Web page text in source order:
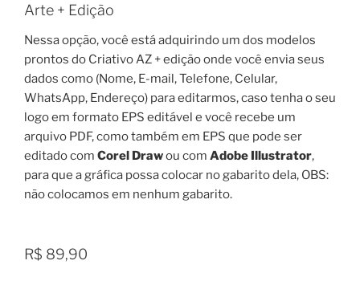
Arte + Edição
Nessa opção, você está adquirindo um dos modelos
prontos do Criativo AZ + edição onde você envia seus
dados como (Nome, E-mail, Telefone, Celular,
WhatsApp, Endereço) para editarmos, caso tenha o seu
logo em formato EPS editável e você recebe um
arquivo PDF, como também em EPS que pode ser
editado com Corel Drawou com Adobe Illustrator,
para que a gráfica possa colocar no gabarito dela, OBS:
não colocamos em nenhum gabarito.
R$ 89,90